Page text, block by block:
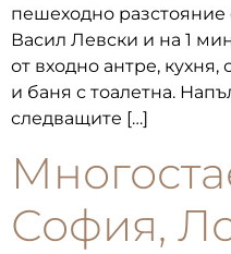
пешеходно разстояние
Васил Левски и на 1
от входно антре, кухня,
и баня с тоалетна.
следващите […]
София,